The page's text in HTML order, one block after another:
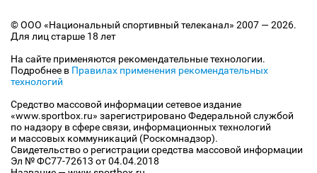
© ООО «Национальный спортивный телеканал» 2007 — 2026.
Для лиц старше 18 лет
На сайте применяются рекомендательные технологии.
Подробнее в Правилах применения рекомендательных
технологий
Средство массовой информации сетевое издание
«www.sportbox.ru» зарегистрировано Федеральной службой
по надзору в сфере связи, информационных технологий
и массовых коммуникаций (Роскомнадзор).
Свидетельство о регистрации средства массовой информации
Эл № ФС77-72613 от 04.04.2018